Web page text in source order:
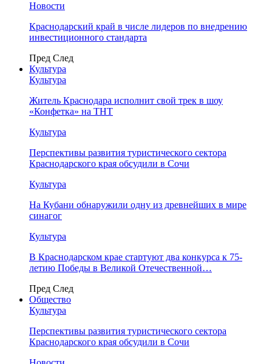
Новости
Краснодарский край в числе лидеров по внедрению
инвестиционного стандарта
Пред След
Культура
Культура
Житель Краснодара исполнит свой трек в шоу
«Конфетка» на ТНТ
Культура
Перспективы развития туристического сектора
Краснодарского края обсудили в Сочи
Культура
На Кубани обнаружили одну из древнейших в мире
синагог
Культура
В Краснодарском крае стартуют два конкурса к 75-
летию Победы в Великой Отечественной…
Пред След
Общество
Культура
Перспективы развития туристического сектора
Краснодарского края обсудили в Сочи